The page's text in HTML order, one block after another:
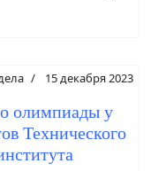
15 декабря 2023
олимпиады у
Технического